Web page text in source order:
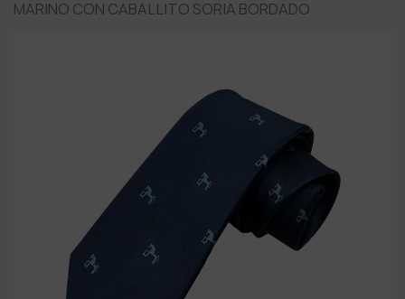
MARINO CON CABALLITO SORIA BORDADO